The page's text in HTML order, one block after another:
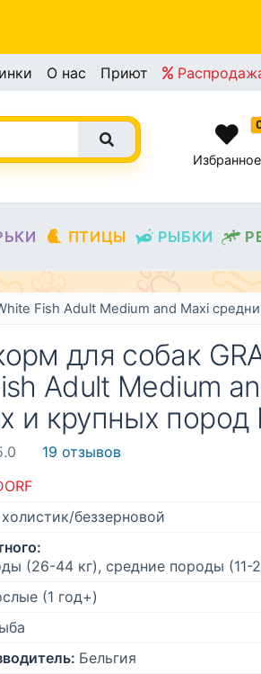
О нас Приют
Избранное
ПТИЦЫ РЫБКИ
Fish Adult Medium and Maxi
для собак
Adult Medium
и крупных пород
19 отзывов
холистик/беззерновой
(26-44 кг), средние породы (11-
(1 год+)
Бельгия